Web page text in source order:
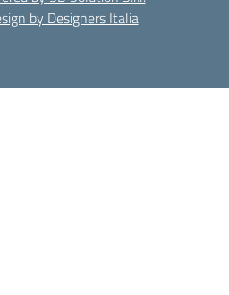
by Designers Italia